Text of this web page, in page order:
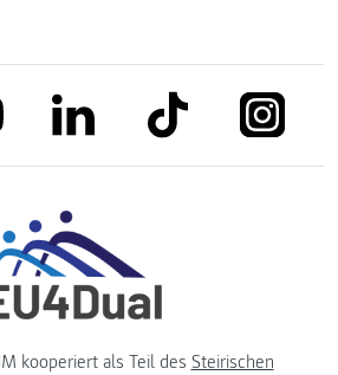
link to youtubelink to linkedinlink to tiktok
kooperiert als Teil des Steirischen